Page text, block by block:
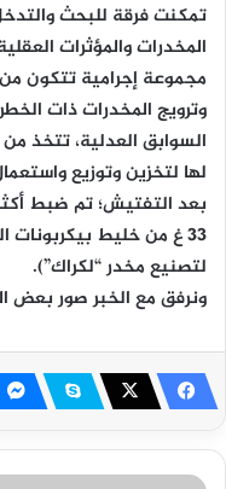
تمكنت فرقة للبحث
المخدرات والمؤثرات
مجموعة إجرامية تتكون
وترويج المخدرات ذات
السوابق العدلية، تتخذ
لها لتخزين وتوزيع
33 غ من خليط بيكربونات
لتصنيع مخدر “لكراك”).
ونرفق مع الخبر صور بعض